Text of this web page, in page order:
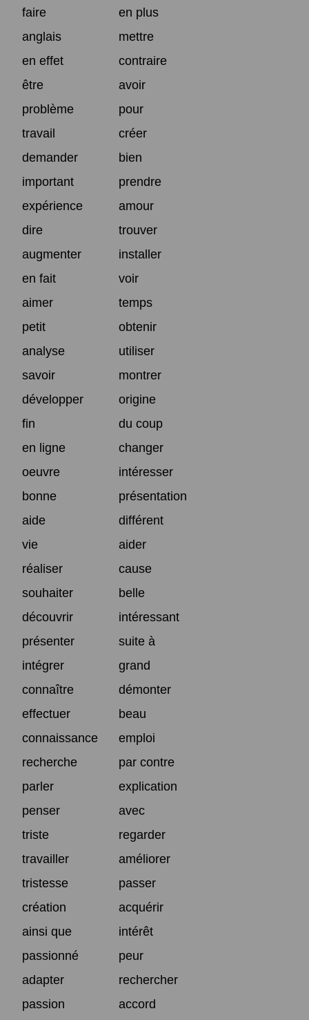
faire
en plus
anglais
mettre
en effet
contraire
être
avoir
problème
pour
travail
créer
demander
bien
important
prendre
expérience
amour
dire
trouver
augmenter
installer
en fait
voir
aimer
temps
petit
obtenir
analyse
utiliser
savoir
montrer
développer
origine
fin
du coup
en ligne
changer
oeuvre
intéresser
bonne
présentation
aide
différent
vie
aider
réaliser
cause
souhaiter
belle
découvrir
intéressant
présenter
suite à
intégrer
grand
connaître
démonter
effectuer
beau
connaissance
emploi
recherche
par contre
parler
explication
penser
avec
triste
regarder
travailler
améliorer
tristesse
passer
création
acquérir
ainsi que
intérêt
passionné
peur
adapter
rechercher
passion
accord